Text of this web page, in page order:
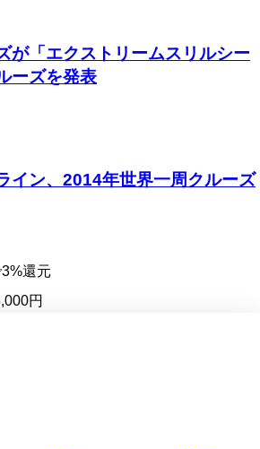
が「エクストリームスリルシー
ーズを発表
イン、2014年世界一周クルーズ
還元
円